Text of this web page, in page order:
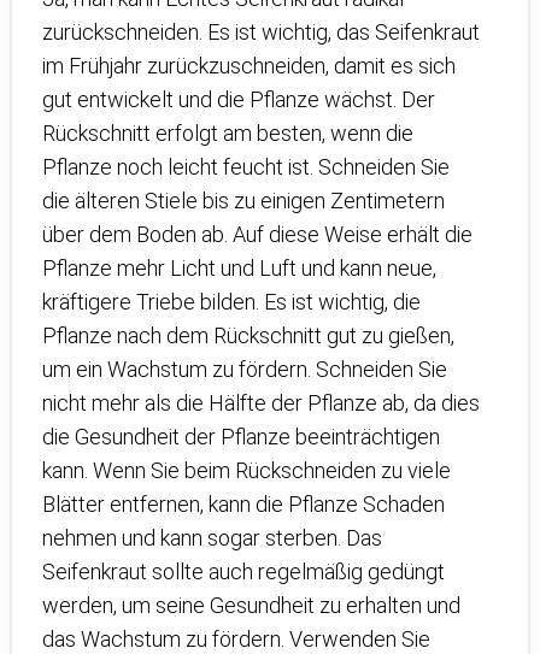
zurückschneiden. Es ist wichtig, das Seifenkraut
im Frühjahr zurückzuschneiden, damit es sich
gut entwickelt und die Pflanze wächst. Der
Rückschnitt erfolgt am besten, wenn die
Pflanze noch leicht feucht ist. Schneiden Sie
die älteren Stiele bis zu einigen Zentimetern
über dem Boden ab. Auf diese Weise erhält die
Pflanze mehr Licht und Luft und kann neue,
kräftigere Triebe bilden. Es ist wichtig, die
Pflanze nach dem Rückschnitt gut zu gießen,
um ein Wachstum zu fördern. Schneiden Sie
nicht mehr als die Hälfte der Pflanze ab, da dies
die Gesundheit der Pflanze beeinträchtigen
kann. Wenn Sie beim Rückschneiden zu viele
Blätter entfernen, kann die Pflanze Schaden
nehmen und kann sogar sterben. Das
Seifenkraut sollte auch regelmäßig gedüngt
werden, um seine Gesundheit zu erhalten und
das Wachstum zu fördern. Verwenden Sie